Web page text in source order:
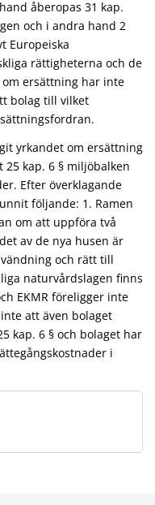
åberopas 31 kap.
och i andra hand 2
Europeiska
rättigheterna och de
ersättning har inte
bolag till vilket
yrkandet om ersättning
kap. 6 § miljöbalken
Efter överklagande
följande: 1. Ramen
om att uppföra två
av de nya husen är
och rätt till
naturvårdslagen finns
EKMR föreligger inte
att även bolaget
kap. 6 § och bolaget har
i